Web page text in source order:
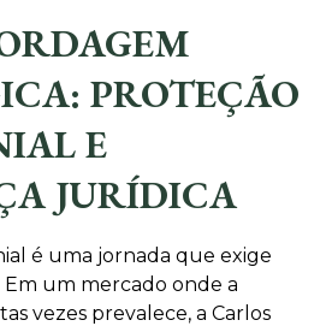
PROTEÇÃO
E
JURÍDICA
é uma jornada que exige
um mercado onde a
vezes prevalece, a Carlos